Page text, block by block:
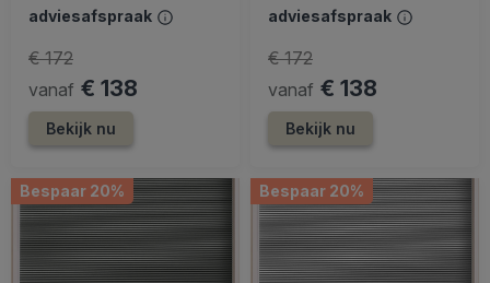
adviesafspraak
vanaf € 138
€ 172
Bekijk nu
adviesafspraak
vanaf € 138
€ 172
Bekijk nu
Bespaar 20% Bespaar 20%